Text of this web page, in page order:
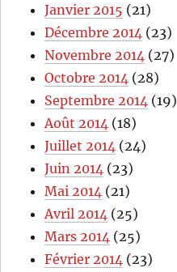
Janvier 2015 (21)
Décembre 2014 (23)
Novembre 2014 (27)
Octobre 2014 (28)
Septembre 2014 (19)
Août 2014 (18)
Juillet 2014 (24)
Juin 2014 (23)
Mai 2014 (21)
Avril 2014 (25)
Mars 2014 (25)
Février 2014 (23)